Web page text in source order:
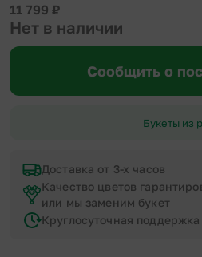
11 799 ₽
Нет в наличии
Сообщить о
Букеты из
Доставка от 3-х часов
Качество цветов
или мы заменим букет
Круглосуточная поддержка